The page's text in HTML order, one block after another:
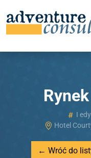
I
Hotel
← Wróć do